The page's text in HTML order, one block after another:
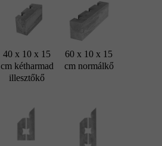
40 x 10 x 15
cm kétharmad
illesztőkő
60 x 10 x 15
cm normálkő